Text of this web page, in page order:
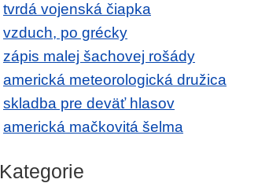
tvrdá vojenská čiapka
vzduch, po grécky
zápis malej šachovej rošády
americká meteorologická družica
skladba pre deväť hlasov
americká mačkovitá šelma
Kategorie